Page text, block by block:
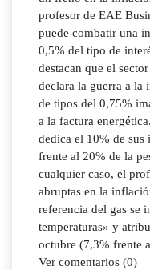
profesor de EAE
puede combatir una
0,5% del tipo de
destacan que el
declara la guerra a la
de tipos del 0,75%
a la factura
dedica el 10% de sus
frente al 20% de la
cualquier caso, el
abruptas en la
referencia del gas se
temperaturas» y
octubre (7,3% frente
Ver comentarios (0)